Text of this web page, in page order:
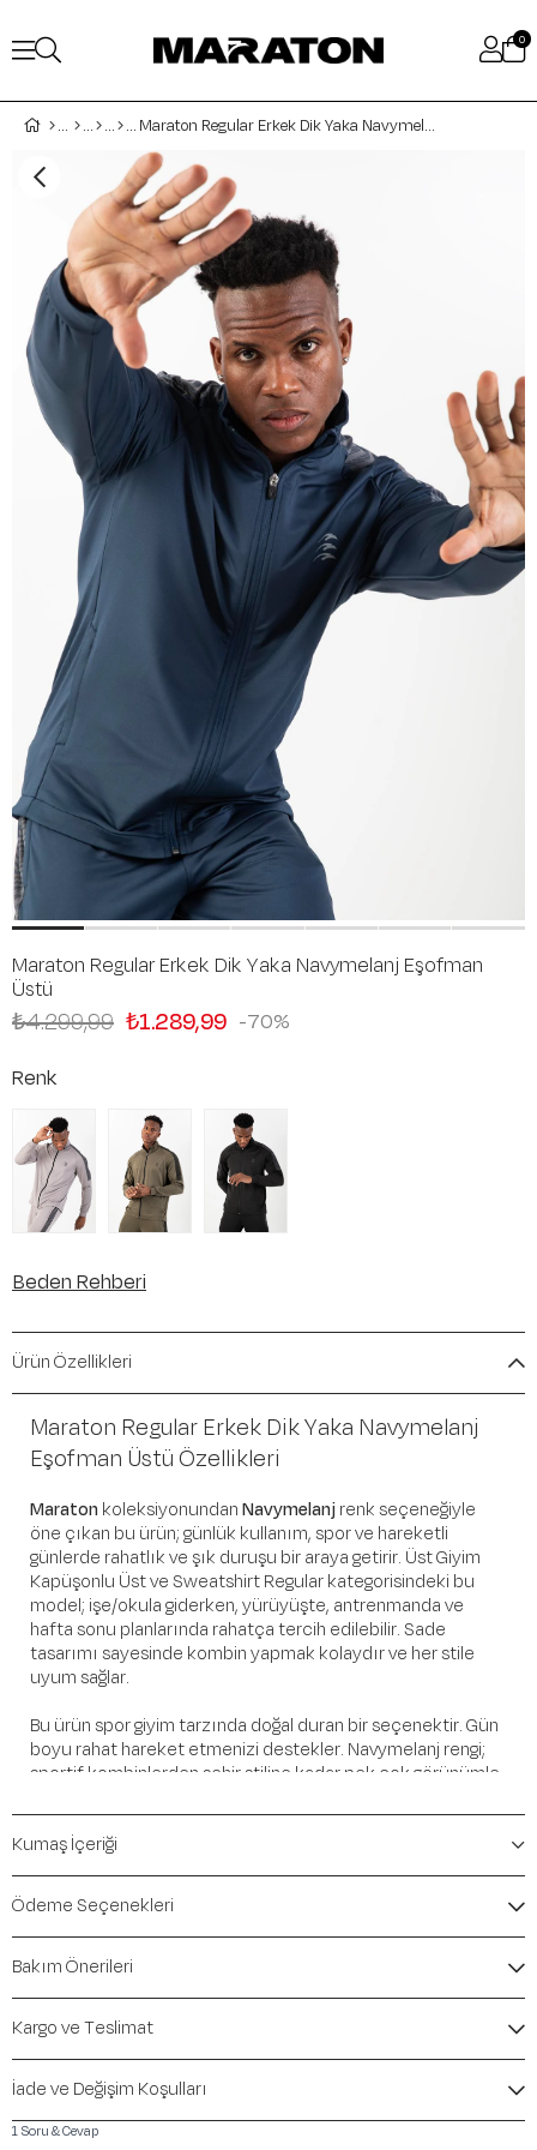
0
Maraton Regular Erkek Dik Yaka Navymelanj Eşofman Üstü
Maraton Regular Erkek Dik Yaka Navymelanj Eşofman
Üstü
70
₺4.299,99 ₺1.289,99
Renk
Beden Rehberi
Ürün Özellikleri
Maraton Regular Erkek Dik Yaka Navymelanj
Eşofman Üstü Özellikleri
Maraton koleksiyonundanNavymelanjrenk seçeneğiyle
öne çıkan bu ürün; günlük kullanım, spor ve hareketli
günlerde rahatlık ve şık duruşu bir araya getirir. Üst Giyim
Kapüşonlu Üst ve Sweatshirt Regular kategorisindeki bu
model; işe/okula giderken, yürüyüşte, antrenmanda ve
hafta sonu planlarında rahatça tercih edilebilir. Sade
tasarımı sayesinde kombin yapmak kolaydır ve her stile
uyum sağlar.
Bu ürün spor giyim tarzında doğal duran bir seçenektir. Gün
boyu rahat hareket etmenizi destekler. Navymelanj rengi;
sportif kombinlerden şehir stiline kadar pek çok görünümle
Öne Çıkan Detaylar
Marka:Maraton
Regular
İçerik / Bileşen:%92 Polyester %8 Elastane
Kalıp / Form:
Kumaş İçeriği
Ödeme Seçenekleri
Bakım Önerileri
Kargo ve Teslimat
İade ve Değişim Koşulları
1 Soru & Cevap